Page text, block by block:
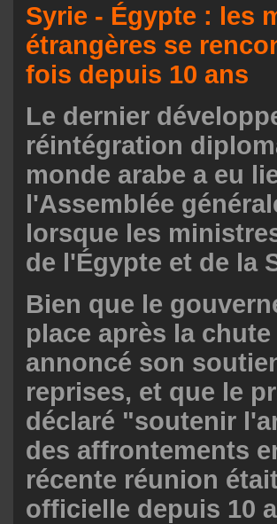
Syrie - Égypte : les
étrangères se
fois depuis 10 ans
Le dernier
réintégration
monde arabe a eu
l'Assemblée
lorsque les
de l'Égypte et de la
Bien que le
place après la
annoncé son
reprises, et que le
déclaré "soutenir
des affrontements
récente réunion
officielle depuis 10